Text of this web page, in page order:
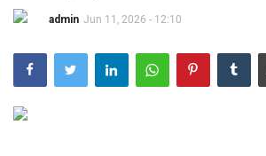
Технологии
Спорт
admin Jun 11, 2026 - 12:10